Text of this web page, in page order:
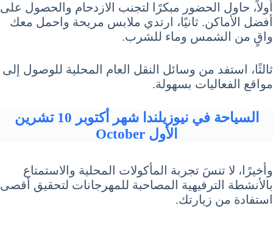
أولاً، حاول الحضور مبكرًا لتجنب الازدحام والحصول على
أفضل الأماكن. ثانيًا، ارتدي ملابس مريحة واحمل معك
واقٍ من الشمس وماء للشرب.
ثالثًا، استفد من وسائل النقل العام المحلية للوصول إلى
مواقع الفعاليات بسهولة.
السياحة في نيوزيلندا شهر أكتوبر 10 تشرين
الأول October
وأخيرًا، لا تنسَ تجربة المأكولات المحلية والاستمتاع
بالأنشطة الترفيهية المصاحبة للمهرجانات لتحقيق أقصى
استفادة من زيارتك.